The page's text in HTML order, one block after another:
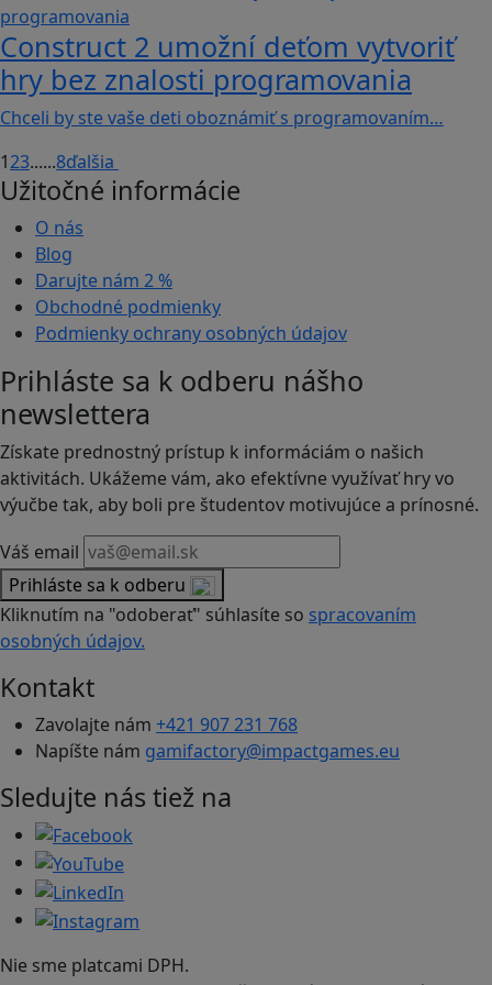
Construct 2 umožní deťom vytvoriť
hry bez znalosti programovania
Chceli by ste vaše deti oboznámiť s programovaním…
123......8ďalšia
Užitočné informácie
O nás
Blog
Darujte nám 2 %
Obchodné podmienky
Podmienky ochrany osobných údajov
Prihláste sa k odberu nášho
newslettera
Získate prednostný prístup k informáciám o našich
aktivitách. Ukážeme vám, ako efektívne využívať hry vo
výučbe tak, aby boli pre študentov motivujúce a prínosné.
Váš email
Prihláste sa k odberu
Kliknutím na "odoberať" súhlasíte so spracovaním
osobných údajov.
Kontakt
Zavolajte nám +421 907 231 768
Napíšte nám gamifactory@impactgames.eu
Sledujte nás tiež na
Nie sme platcami DPH.